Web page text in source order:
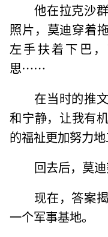
他在拉克沙
照片，莫迪穿着
左手扶着下巴
思……
在当时的推
和宁静，让我有
的福祉更加努力
回去后，莫
现在，答案
一个军事基地。